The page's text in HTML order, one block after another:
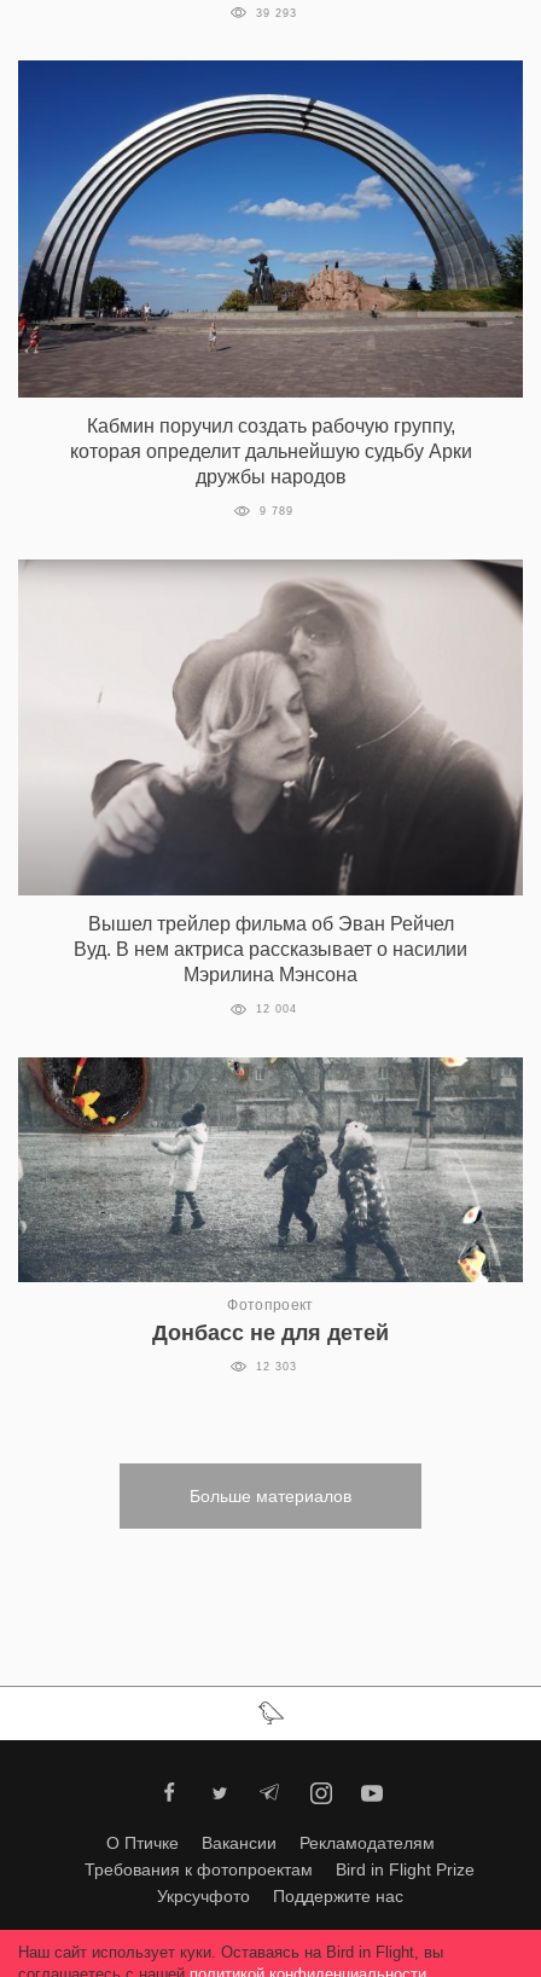
39 293
Кабмин поручил создать рабочую группу,
которая определит дальнейшую судьбу Арки
дружбы народов
9 789
Вышел трейлер фильма об Эван Рейчел
Вуд. В нем актриса рассказывает о насилии
Мэрилина Мэнсона
12 004
Фотопроект
Донбасс не для детей
12 303
Больше материалов
О Птичке Вакансии
Рекламодателям
Требования к фотопроектам
Bird in Flight Prize
Укрсучфото
Поддержите нас
Любое использование материалов допускается только с согласия
редакции.© 2026, Bird In Flight.
Наш сайт использует куки. Оставаясь на Bird in Flight, вы